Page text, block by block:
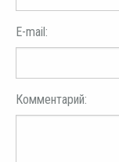
E-mail:
Комментарий: